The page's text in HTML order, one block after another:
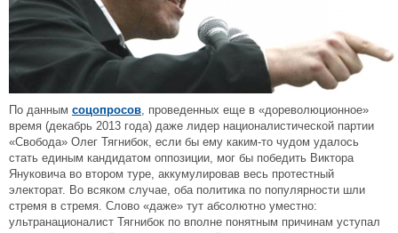
По данным соцопросов, проведенных еще в «дореволюционное»
время (декабрь 2013 года) даже лидер националистической партии
«Свобода» Олег Тягнибок, если бы ему каким-то чудом удалось
стать единым кандидатом оппозиции, мог бы победить Виктора
Януковича во втором туре, аккумулировав весь протестный
электорат. Во всяком случае, оба политика по популярности шли
стремя в стремя. Слово «даже» тут абсолютно уместно:
ультранационалист Тягнибок по вполне понятным причинам уступал